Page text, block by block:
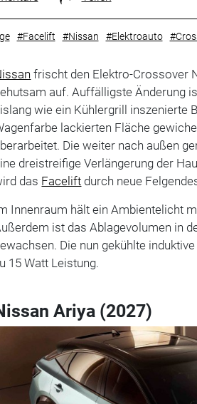
#Facelift #Nissan #Elektroauto
frischt den Elektro-Crossover
auf. Auffälligste Änderung
wie ein Kühlergrill inszenierte
lackierten Fläche
Die weiter nach außen
dreistreifige Verlängerung der
das Facelift durch neue
Innenraum hält ein Ambientelicht
ist das Ablagevolumen in
Die nun gekühlte
15 Watt Leistung.
Ariya (2027)